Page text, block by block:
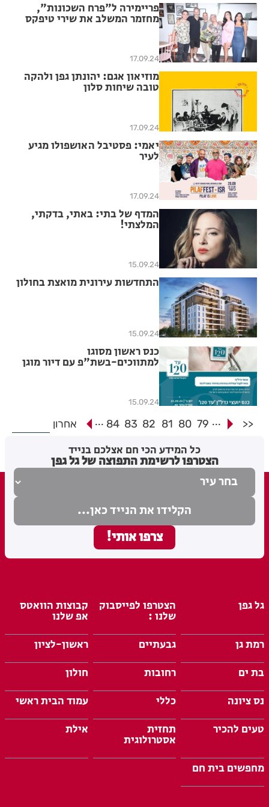
פריימירה ל"פרח השכונות",
מחזמר המשלב את שירי טיפקס
17.09.24
מוזיאון אגם: יהונתן גפן ולהקה
טובה שיחות סלון
17.09.24
יאמי: פסטיבל האושפולו מגיע
לעיר
17.09.24
המדף של בתי: באתי, בדקתי,
המלצתי!
15.09.24
התחדשות עירונית מואצת בחולון
15.09.24
כנס ראשון מסוגו
למתווכים-בשת"פ עם דיור מוגן
15.09.24
<<
...
79
80
81
82
83
84
... אחרון
כל המידע הכי חם אצלכם בנייד
הצטרפו לרשימת התפוצה של גל גפן
גל גפן הצטרפו לפייסבוק
שלנו :
קבוצות הוואטס
אפ שלנו
רמת גן
גבעתיים
ראשון-לציון
בת ים
רחובות
חולון
נס ציונה
כללי
עמוד הבית ראשי
טעים להכיר
תחזית
אסטרולוגית
אילת
מחפשים בית חם